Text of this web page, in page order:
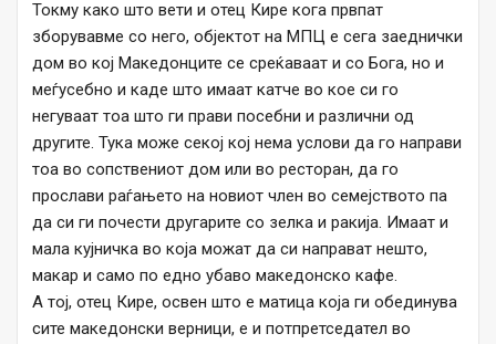
Токму како што вети и отец Кире кога првпат
зборувавме со него, објектот на МПЦ е сега заеднички
дом во кој Македонците се среќаваат и со Бога, но и
меѓусебно и каде што имаат катче во кое си го
негуваат тоа што ги прави посебни и различни од
другите. Тука може секој кој нема услови да го направи
тоа во сопствениот дом или во ресторан, да го
прослави раѓањето на новиот член во семејството па
да си ги почести другарите со зелка и ракија. Имаат и
мала кујничка во која можат да си направат нешто,
макар и само по едно убаво македонско кафе.
А тој, отец Кире, освен што е матица која ги обединува
сите македонски верници, е и потпретседател во